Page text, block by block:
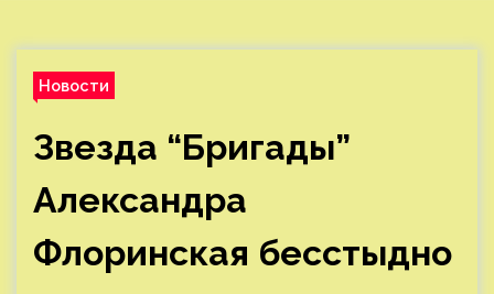
Новости
Звезда “Бригады”
Александра
Флоринская бесстыдно